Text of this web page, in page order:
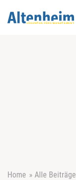
Home » Alle Beiträge